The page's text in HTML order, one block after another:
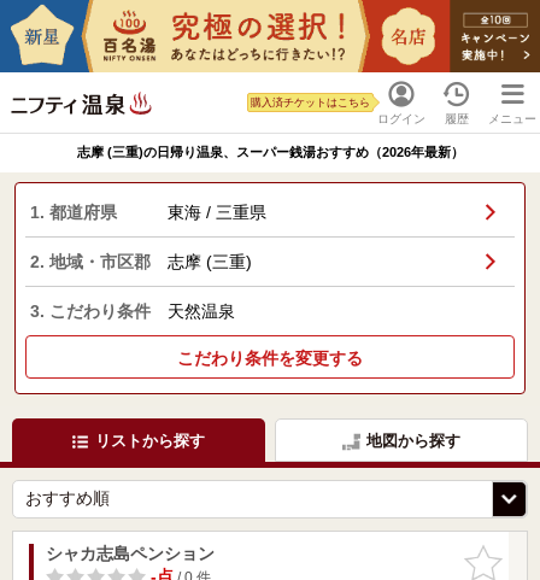
ログイン
購入済チケットはこちら
履歴 メニュー
志摩 (三重)の日帰り温泉、スーパー銭湯おすすめ（2026年最新）
1. 都道府県 東海 / 三重県
2. 地域・市区郡 志摩 (三重)
3. こだわり条件 天然温泉
こだわり条件を変更する
リストから探す 地図から探す
お気に入
りに追加
シャカ志島ペンション